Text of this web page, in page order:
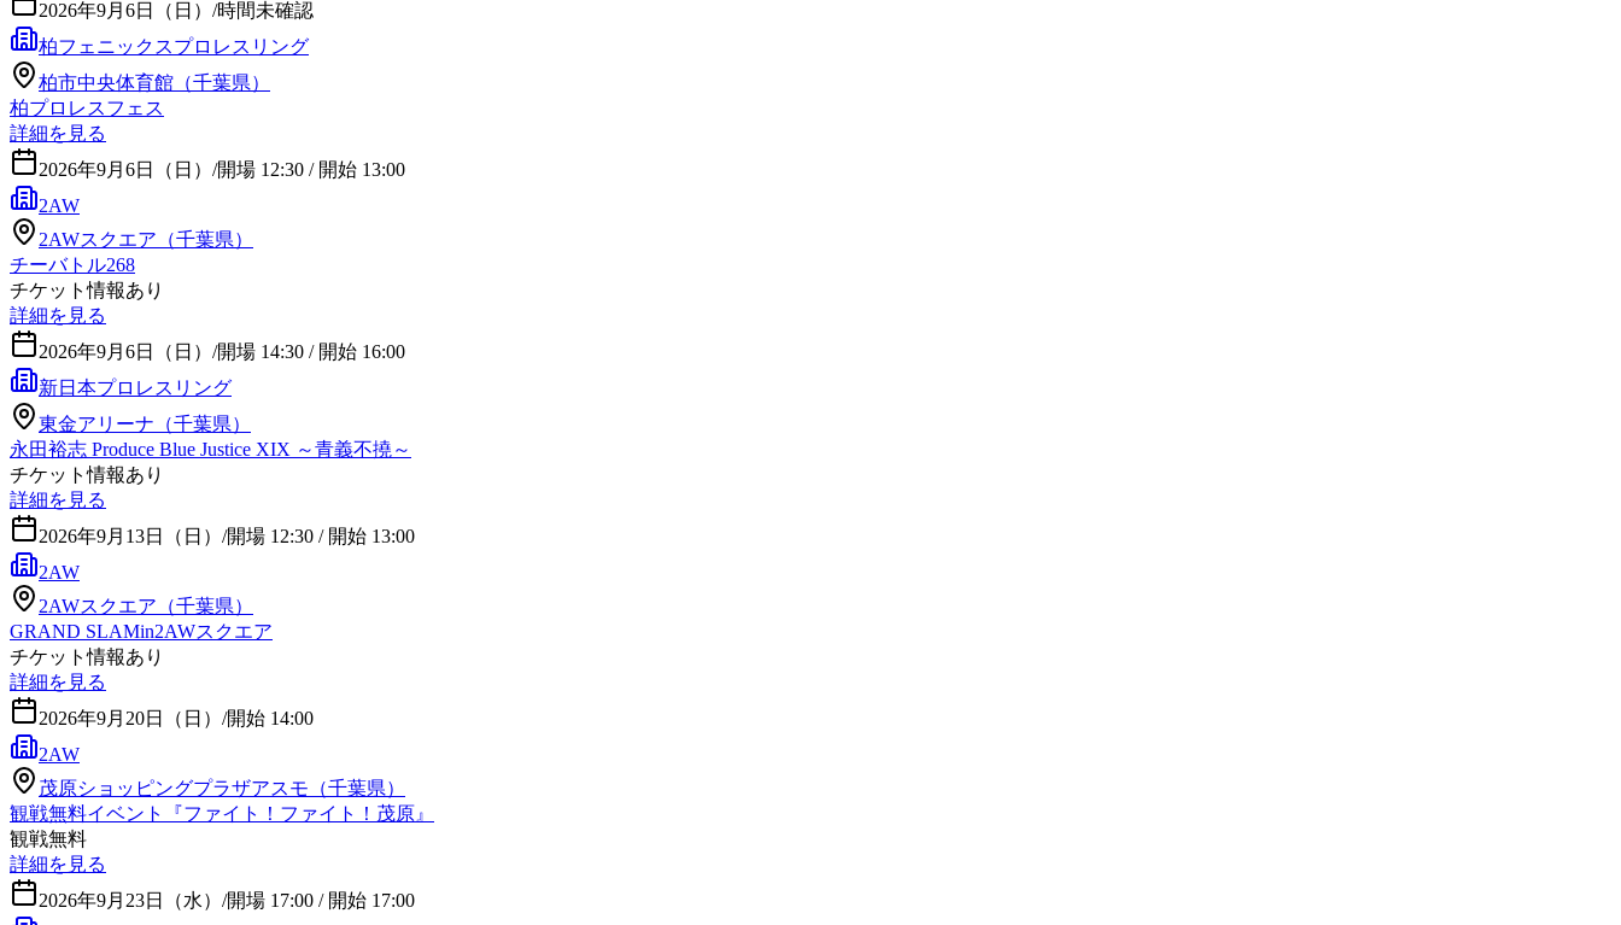
2026年9月6日（日） /時間未確認
柏フェニックスプロレスリング
柏市中央体育館（千葉県）
柏プロレスフェス
詳細を見る
2026年9月6日（日） /開場 12:30 / 開始 13:00
2AW
2AWスクエア（千葉県）
チーバトル268
チケット情報あり
詳細を見る
2026年9月6日（日） /開場 14:30 / 開始 16:00
新日本プロレスリング
東金アリーナ（千葉県）
永田裕志 Produce Blue Justice XIX ～青義不撓～
チケット情報あり
詳細を見る
2026年9月13日（日） /開場 12:30 / 開始 13:00
2AW
2AWスクエア（千葉県）
GRAND SLAMin2AWスクエア
チケット情報あり
詳細を見る
2026年9月20日（日） /開始 14:00
2AW
茂原ショッピングプラザアスモ（千葉県）
観戦無料イベント『ファイト！ファイト！茂原』
観戦無料
詳細を見る
2026年9月23日（水） /開場 17:00 / 開始 17:00